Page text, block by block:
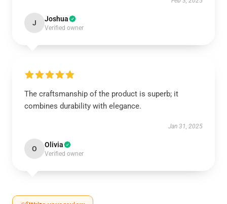
J Joshua
Verified owner
The craftsmanship of the product is superb; it
combines durability with elegance.
Jan 31, 2025
O Olivia
Verified owner